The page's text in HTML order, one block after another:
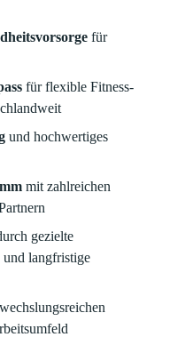
für
für flexible Fitness-
und hochwertiges
mit zahlreichen
gezielte
langfristige